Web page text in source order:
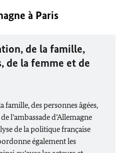
à Paris
de la famille,
de la femme et de
famille, des personnes âgées,
l’ambassade d’Allemagne
de la politique française
également les